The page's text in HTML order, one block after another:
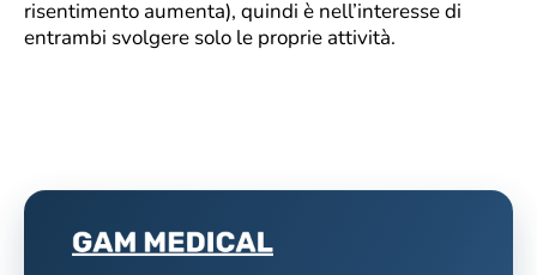
risentimento aumenta), quindi è nell’interesse di
entrambi svolgere solo le proprie attività.